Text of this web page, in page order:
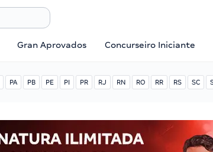
Gran Aprovados Concurseiro Iniciante
PA PB PE PI PR RJ RN RO RR RS SC